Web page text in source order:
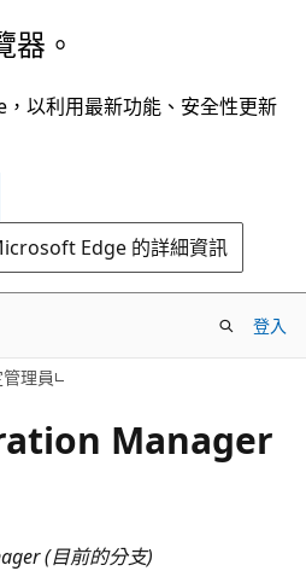
器。
以利用最新功能、安全性更新
Edge 的詳細資訊
登入
理員
Manager
(目前的分支)